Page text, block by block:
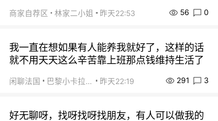
商家自荐区 林家二小姐 昨天22:53 56 0
我一直在想如果有人能养我就好了，这样的话
就不用天天这么辛苦靠上班那点钱维持生活了
闲聊法国 巴黎小卡拉咪 昨天22:19 291 3
好无聊呀，找呀找呀找朋友，有人可以做我的